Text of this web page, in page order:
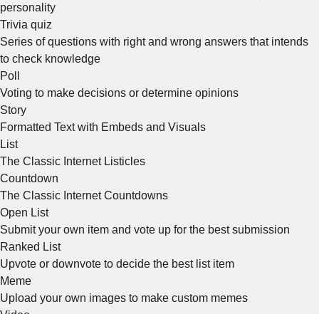
personality
Trivia quiz
Series of questions with right and wrong answers that intends
to check knowledge
Poll
Voting to make decisions or determine opinions
Story
Formatted Text with Embeds and Visuals
List
The Classic Internet Listicles
Countdown
The Classic Internet Countdowns
Open List
Submit your own item and vote up for the best submission
Ranked List
Upvote or downvote to decide the best list item
Meme
Upload your own images to make custom memes